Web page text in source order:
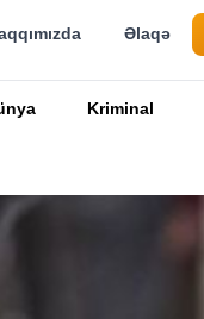
Əlaqə
Kriminal